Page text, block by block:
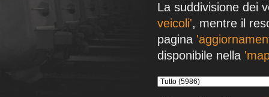
La suddivisione dei
veicoli', mentre il
pagina
disponibile nella